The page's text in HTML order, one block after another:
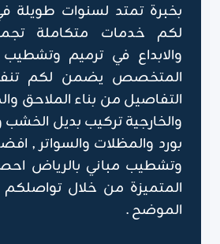
بخبرة تمتد لسنوات طويلة
لكم خدمات متكاملة
والابداع في ترميم وتشطيب
المتخصص يضمن لكم
التفاصيل من بناء الملاحق
والخارجية تركيب بديل
بورد والمظلات والسواتر ,
وتشطيب مباني بالرياض
المتميزة من خلال تواصلكم
الموضح .